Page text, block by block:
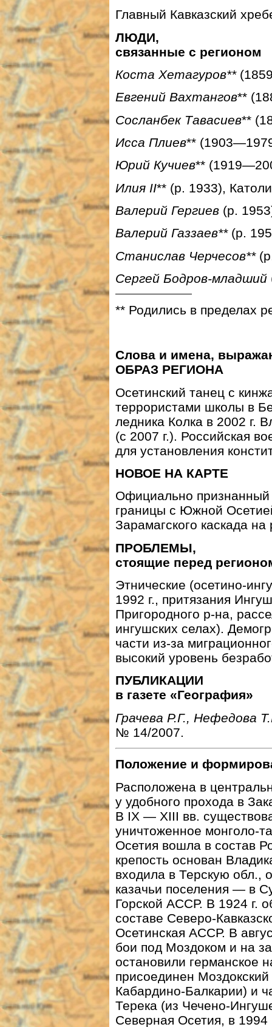
Главный Кавказский
ЛЮДИ,
связанные с регионом
Коста Хетагуров**
Евгений Вахтангов**
Сосланбек Тавасиев**
Исса Плиев**
Юрий Кучиев**
Илия II** (р. 1933),
Валерий Гергиев (р.
Валерий Газзаев**(р.
Станислав Черчесов**
Сергей Бодров-младший
** Родились в пределах
Слова и имена,
ОБРАЗ РЕГИОНА
Осетинский танец с
террористами школы в
ледника Колка в 2002 г.
(с 2007 г.). Российская
для установления
НОВОЕ НА КАРТЕ
Официально признанный
границы с Южной
Зарамагского каскада
ПРОБЛЕМЫ,
стоящие перед
Этнические (осетино-
1992 г., притязания
Пригородного р-на,
ингушских селах).
части из-за
высокий уровень
ПУБЛИКАЦИИ
в газете «География»
Грачева Р.Г., Нефедова
№ 14/2007.
Положение и
Расположена в
у удобного прохода в
В IX — XIII вв.
уничтоженное монголо-
Осетия вошла в состав
крепость основан
входила в Терскую обл.,
казачьи поселения — в
Горской АССР. В 1924 г.
составе Северо-
Осетинская АССР. В
бои под Моздоком и на
остановили германское
присоединен
Кабардино-Балкарии) и
Терека (из Чечено-
Северная Осетия, в 1994